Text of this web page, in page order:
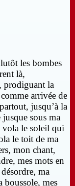
les bombes
là,
prodiguant la
arrivée de
jusqu’à la
sous ma
vola le soleil qui
le toit de ma
mon chant,
mes mots en
ma
boussole, mes